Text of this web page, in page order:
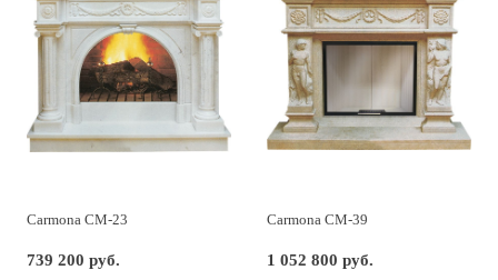
Carmona CM-23
739 200 руб.
Carmona CM-39
1 052 800 руб.